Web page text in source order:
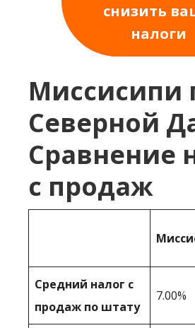
снизить
налоги
Миссисипи
Северной
Сравнение
с продаж
Средний налог с
продаж по штату
7.00%